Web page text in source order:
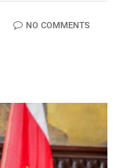
NO COMMENTS